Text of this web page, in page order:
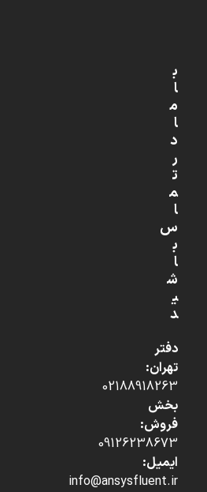
ب
ا
م
ا
د
ر
ت
م
ا
س
ب
ا
ش
ی
د
دفتر
تهران:
02188918263
بخش
فروش:
09126238673
ایمیل:
info@ansysfluent.ir